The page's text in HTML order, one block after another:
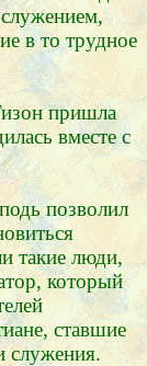
в то трудное
пришла
вместе с
позволил
такие люди,
который
ставшие
служения.